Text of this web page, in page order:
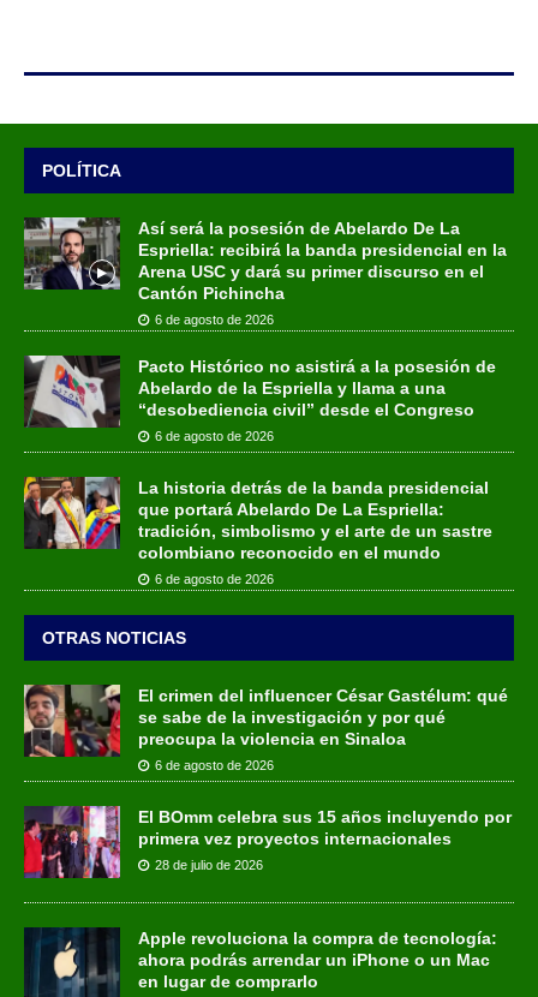
POLÍTICA
Así será la posesión de Abelardo De La
Espriella: recibirá la banda presidencial en la
Arena USC y dará su primer discurso en el
Cantón Pichincha
6 de agosto de 2026
Pacto Histórico no asistirá a la posesión de
Abelardo de la Espriella y llama a una
“desobediencia civil” desde el Congreso
6 de agosto de 2026
La historia detrás de la banda presidencial
que portará Abelardo De La Espriella:
tradición, simbolismo y el arte de un sastre
colombiano reconocido en el mundo
6 de agosto de 2026
OTRAS NOTICIAS
El crimen del influencer César Gastélum: qué
se sabe de la investigación y por qué
preocupa la violencia en Sinaloa
6 de agosto de 2026
El BOmm celebra sus 15 años incluyendo por
primera vez proyectos internacionales
28 de julio de 2026
Apple revoluciona la compra de tecnología:
ahora podrás arrendar un iPhone o un Mac
en lugar de comprarlo